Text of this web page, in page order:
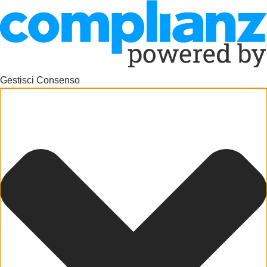
Gestisci Consenso